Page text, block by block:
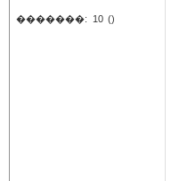
�������: 10 ()